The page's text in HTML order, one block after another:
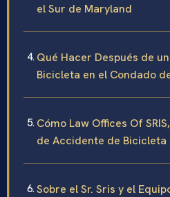
el Sur de Maryland
Qué Hacer Después de
Bicicleta en el Condado
Cómo Law Offices Of
de Accidente de Bicicleta
Sobre el Sr. Sris y el